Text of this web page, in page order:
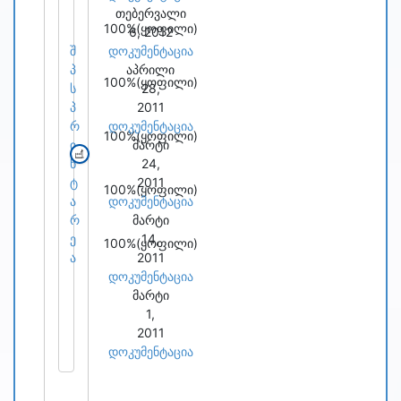
შ
პ
ს
პ
რ
ი
ნ
ტ
ა
რ
ე
ა
100%(ყოფილი)
100%(ყოფილი)
100%(ყოფილი)
100%(ყოფილი)
100%(ყოფილი)
თებერვალი
6, 2012
დოკუმენტაცია
აპრილი
28,
2011
დოკუმენტაცია
მარტი
24,
2011
დოკუმენტაცია
მარტი
14,
2011
დოკუმენტაცია
მარტი
1,
2011
დოკუმენტაცია